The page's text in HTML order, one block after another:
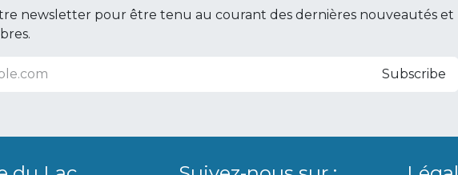
newsletter pour être tenu au courant des dernières nouveautés et
Subscribe